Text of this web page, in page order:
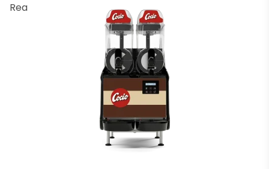
Rea